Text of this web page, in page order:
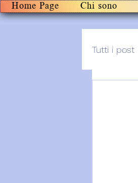
Home Page Chi sono
Tutti i post